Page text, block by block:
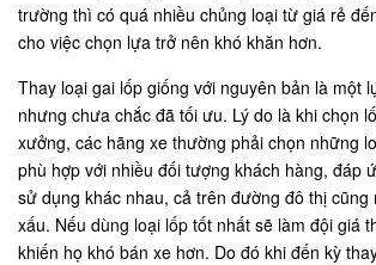
trường thì có quá nhiều chủng loại từ giá rẻ
cho việc chọn lựa trở nên khó khăn hơn.
Thay loại gai lốp giống với nguyên bản là một
nhưng chưa chắc đã tối ưu. Lý do là khi chọn
xưởng, các hãng xe thường phải chọn những
phù hợp với nhiều đối tượng khách hàng, đáp
sử dụng khác nhau, cả trên đường đô thị
xấu. Nếu dùng loại lốp tốt nhất sẽ làm đội giá
khiến họ khó bán xe hơn. Do đó khi đến kỳ